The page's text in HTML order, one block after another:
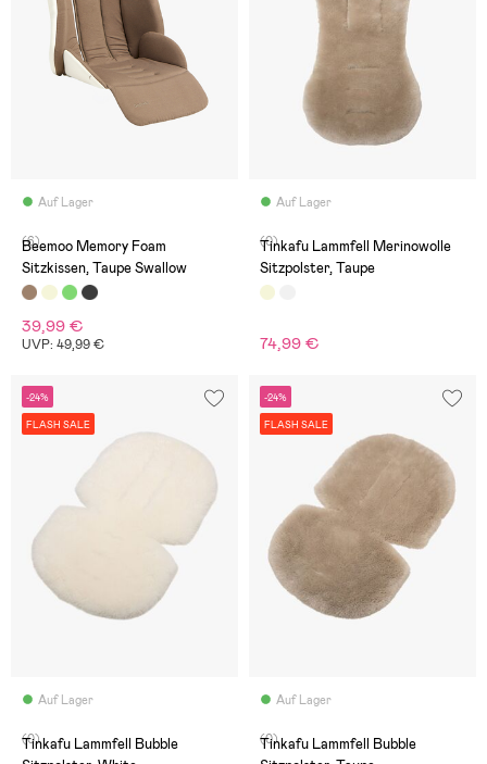
Auf Lager
(6)
Beemoo Memory Foam
Sitzkissen, Taupe Swallow
39,99 €
UVP: 49,99 €
Auf Lager
(0)
Tinkafu Lammfell Merinowolle
Sitzpolster, Taupe
74,99 €
-24%
FLASH SALE
Auf Lager
(0)
Tinkafu Lammfell Bubble
-24%
FLASH SALE
Auf Lager
(0)
Tinkafu Lammfell Bubble